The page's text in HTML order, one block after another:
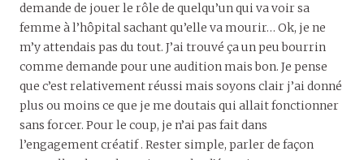
demande de jouer le rôle de quelqu’un qui va voir sa
femme à l’hôpital sachant qu’elle va mourir… Ok, je ne
m’y attendais pas du tout. J’ai trouvé ça un peu bourrin
comme demande pour une audition mais bon. Je pense
que c’est relativement réussi mais soyons clair j’ai donné
plus ou moins ce que je me doutais qui allait fonctionner
sans forcer. Pour le coup, je n’ai pas fait dans
l’engagement créatif . Rester simple, parler de façon